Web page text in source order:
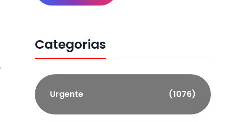
Categorias
Urgente (1076)